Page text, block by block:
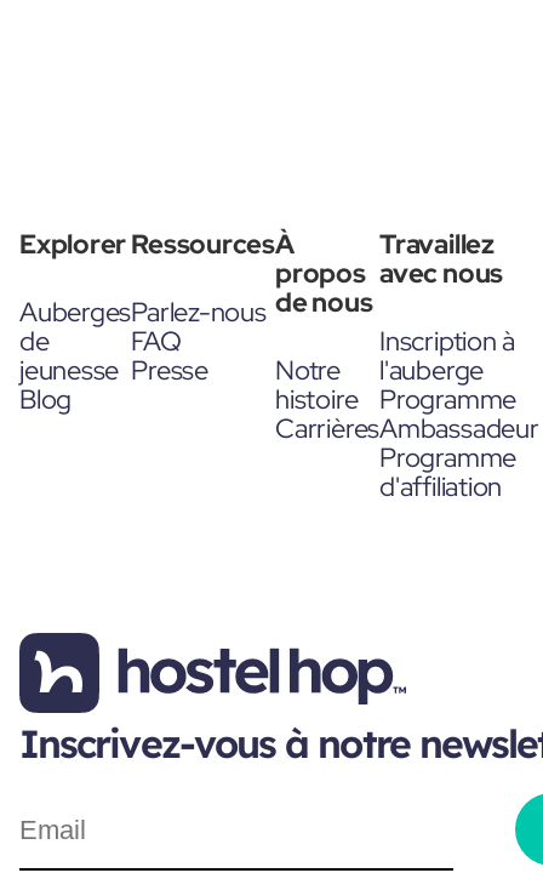
Explorer
Auberges
de
jeunesse
Blog
Ressources
Parlez-nous
FAQ
Presse
À
propos
de nous
Notre
histoire
Carrières
Travaillez
avec nous
Inscription à
l'auberge
Programme
Ambassadeur
Programme
d'affiliation
Inscrivez-vous à notre